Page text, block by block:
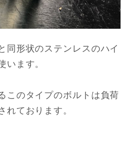
同形状のステンレスのハイ
います。
このタイプのボルトは負荷
れております。